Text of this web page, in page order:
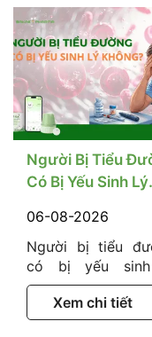
Người Bị Tiểu
Có Bị Yếu Sinh Lý
Nhân Và Cách Cải
Thiện
06-08-2026
Người bị tiểu
có bị yếu
không? Đây là vấn
khá nhiều người
tâm nhưng
Xem chi tiết